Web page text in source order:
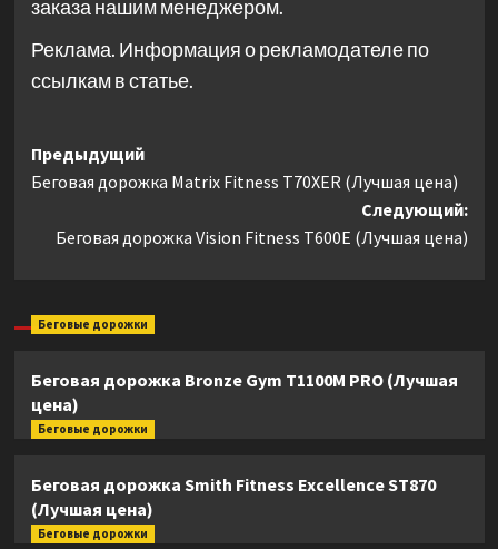
заказа нашим менеджером.
Реклама. Информация о рекламодателе по
ссылкам в статье.
Навигация
записи
Предыдущий
Беговая дорожка Matrix Fitness T70XER (Лучшая цена)
Следующий:
Беговая дорожка Vision Fitness T600E (Лучшая цена)
Беговые дорожки
Беговая дорожка Bronze Gym T1100M PRO (Лучшая
цена)
Беговые дорожки
Беговая дорожка Smith Fitness Excellence ST870
(Лучшая цена)
Беговые дорожки